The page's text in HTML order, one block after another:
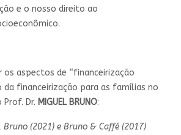
e o nosso direito ao
os aspectos de “financeirização
da financeirização para as famílias no
Dr. MIGUEL BRUNO:
Bruno (2021) e Bruno & Caffé (2017)